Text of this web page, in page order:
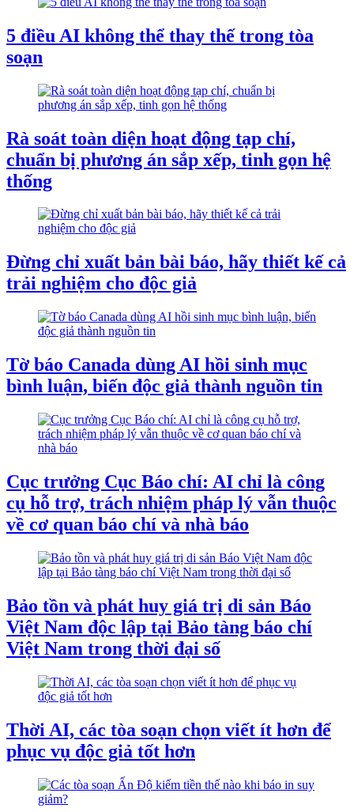
5 điều AI không thể thay thế trong tòa
soạn
Rà soát toàn diện hoạt động tạp chí,
chuẩn bị phương án sắp xếp, tinh gọn hệ
thống
Đừng chỉ xuất bản bài báo, hãy thiết kế cả
trải nghiệm cho độc giả
Tờ báo Canada dùng AI hồi sinh mục
bình luận, biến độc giả thành nguồn tin
Cục trưởng Cục Báo chí: AI chỉ là công
cụ hỗ trợ, trách nhiệm pháp lý vẫn thuộc
về cơ quan báo chí và nhà báo
Bảo tồn và phát huy giá trị di sản Báo
Việt Nam độc lập tại Bảo tàng báo chí
Việt Nam trong thời đại số
Thời AI, các tòa soạn chọn viết ít hơn để
phục vụ độc giả tốt hơn